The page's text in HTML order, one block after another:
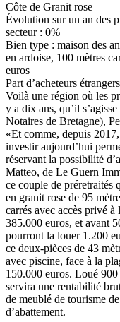
Côte de Granit rose
Évolution sur un an des
secteur : 0%
Bien type : maison des
en ardoise, 100 mètres
euros
Part d’acheteurs
Voilà une région où les
y a dix ans, qu’il
Notaires de Bretagne),
«Et comme, depuis
investir aujourd’hui
réservant la possibilité
Matteo, de Le Guern
ce couple de préretraités
en granit rose de 95
carrés avec accès privé
385.000 euros, et avant
pourront la louer 1.200
ce deux-pièces de 43
avec piscine, face à la
150.000 euros. Loué
servira une rentabilité
de meublé de tourisme
d’abattement.